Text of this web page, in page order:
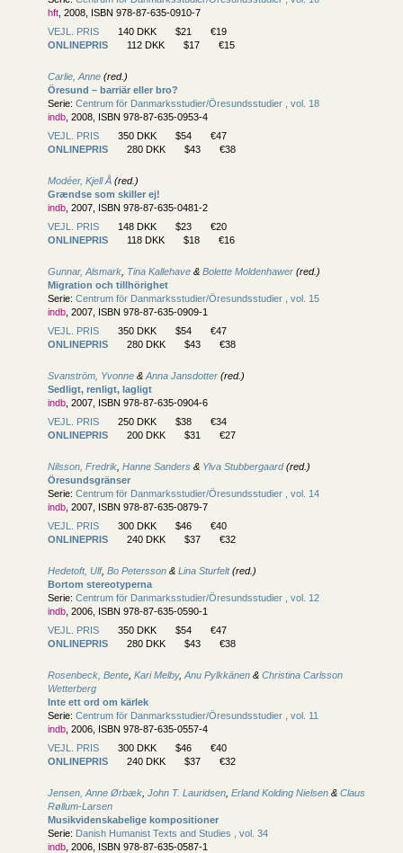
hft , 2008, ISBN 978-87-635-0910-7
VEJL. PRIS
140 DKK $21
€19
ONLINEPRIS
112 DKK $17 €15
Carlie, Anne (red.)
Öresund – barriär eller bro?
Serie: Centrum för Danmarksstudier/Öresundsstudier , vol. 18
indb , 2008, ISBN 978-87-635-0953-4
VEJL. PRIS
350 DKK $54
€47
ONLINEPRIS
280 DKK $43 €38
Modéer, Kjell Å (red.)
Grændse som skiller ej!
indb , 2007, ISBN 978-87-635-0481-2
VEJL. PRIS
148 DKK $23
€20
ONLINEPRIS
118 DKK $18 €16
Gunnar, Alsmark Tina Kallehave & Bolette Moldenhawer (red.)
Migration och tillhörighet
Serie: Centrum för Danmarksstudier/Öresundsstudier , vol. 15
indb , 2007, ISBN 978-87-635-0909-1
VEJL. PRIS
350 DKK $54
€47
ONLINEPRIS
280 DKK $43 €38
Svanström, Yvonne & Anna Jansdotter (red.)
Sedligt, renligt, lagligt
indb , 2007, ISBN 978-87-635-0904-6
VEJL. PRIS
250 DKK $38
€34
ONLINEPRIS
200 DKK $31 €27
Nilsson, Fredrik Hanne Sanders & Ylva Stubbergaard(red.)
Öresundsgränser
Serie: Centrum för Danmarksstudier/Öresundsstudier , vol. 14
indb , 2007, ISBN 978-87-635-0879-7
VEJL. PRIS
300 DKK $46
€40
ONLINEPRIS
240 DKK $37 €32
Hedetoft, Ulf, Bo Petersson & Lina Sturfelt(red.)
Bortom stereotyperna
Serie: Centrum för Danmarksstudier/Öresundsstudier , vol. 12
indb , 2006, ISBN 978-87-635-0590-1
VEJL. PRIS
350 DKK $54
€47
ONLINEPRIS
280 DKK $43 €38
Rosenbeck, Bente Kari Melby, Anu Pylkkänen & Christina Carlsson
Wetterberg
Inte ett ord om kärlek
Serie: Centrum för Danmarksstudier/Öresundsstudier , vol. 11
indb , 2006, ISBN 978-87-635-0557-4
VEJL. PRIS
300 DKK $46
€40
ONLINEPRIS
240 DKK $37 €32
Jensen, Anne Ørbæk John T. Lauridsen Erland Kolding Nielsen & Claus
Røllum-Larsen
Musikvidenskabelige kompositioner
Serie: Danish Humanist Texts and Studies , vol. 34
indb , 2006, ISBN 978-87-635-0587-1